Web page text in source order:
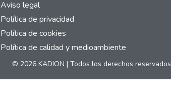
Aviso legal
Política de privacidad
Política de cookies
Política de calidad y medioambiente
© 2026 KADION | Todos los derechos reservados